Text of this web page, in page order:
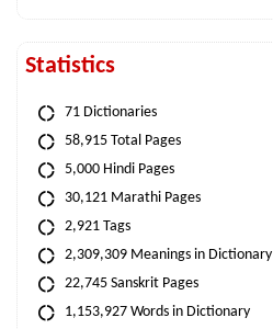
Statistics
71 Dictionaries
58,915 Total Pages
5,000 Hindi Pages
30,121 Marathi Pages
2,921 Tags
2,309,309 Meanings in Dictionary
22,745 Sanskrit Pages
1,153,927 Words in Dictionary